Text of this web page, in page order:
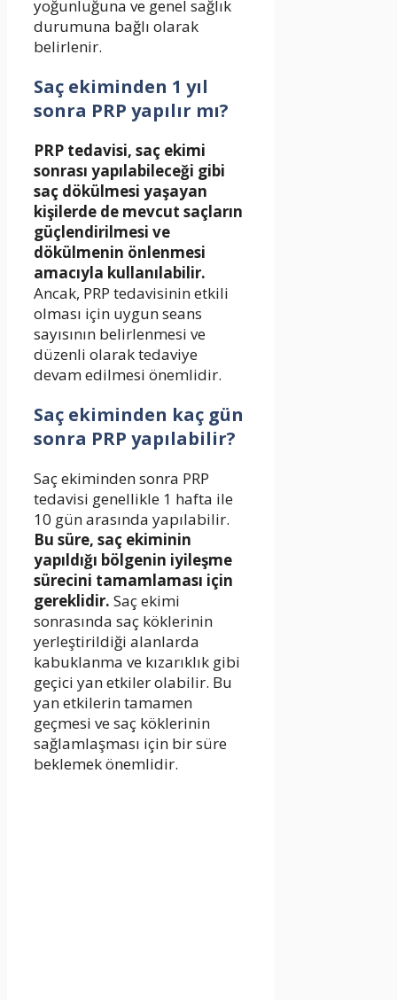
yoğunluğuna ve genel sağlık
durumuna bağlı olarak
belirlenir.
Saç ekiminden 1 yıl
sonra PRP yapılır mı?
PRP tedavisi, saç ekimi
sonrası yapılabileceği gibi
saç dökülmesi yaşayan
kişilerde de mevcut saçların
güçlendirilmesi ve
dökülmenin önlenmesi
amacıyla kullanılabilir.
Ancak, PRP tedavisinin etkili
olması için uygun seans
sayısının belirlenmesi ve
düzenli olarak tedaviye
devam edilmesi önemlidir.
Saç ekiminden kaç gün
sonra PRP yapılabilir?
Saç ekiminden sonra PRP
tedavisi genellikle 1 hafta ile
10 gün arasında yapılabilir.
Bu süre, saç ekiminin
yapıldığı bölgenin iyileşme
sürecini tamamlaması için
gereklidir. Saç ekimi
sonrasında saç köklerinin
yerleştirildiği alanlarda
kabuklanma ve kızarıklık gibi
geçici yan etkiler olabilir. Bu
yan etkilerin tamamen
geçmesi ve saç köklerinin
sağlamlaşması için bir süre
beklemek önemlidir.